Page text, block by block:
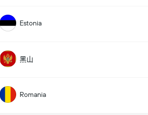
Estonia
黑山
Romania